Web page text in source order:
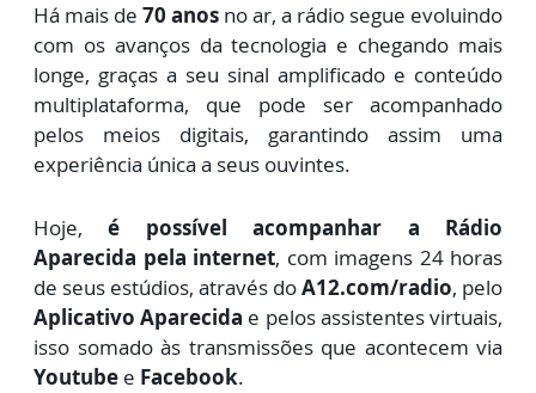
Há mais de 70 anos no ar, a rádio segue evoluindo
com os avanços da tecnologia e chegando mais
longe, graças a seu sinal amplificado e conteúdo
multiplataforma, que pode ser acompanhado
pelos meios digitais, garantindo assim uma
experiência única a seus ouvintes.
Hoje,é possível acompanhar a Rádio
Aparecida pela internet, com imagens 24 horas
de seus estúdios, através doA12.com/radio, pelo
Aplicativo Aparecida e pelos assistentes virtuais,
isso somado às transmissões que acontecem via
Youtube e Facebook.